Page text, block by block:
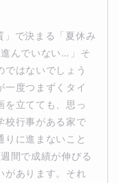
で決まる「夏休み
んでいない…」そ
ではないでしょう
一度つまずくタイ
を立てても、思っ
校行事がある家で
りに進まないこと
間で成績が伸びる
があります。それ